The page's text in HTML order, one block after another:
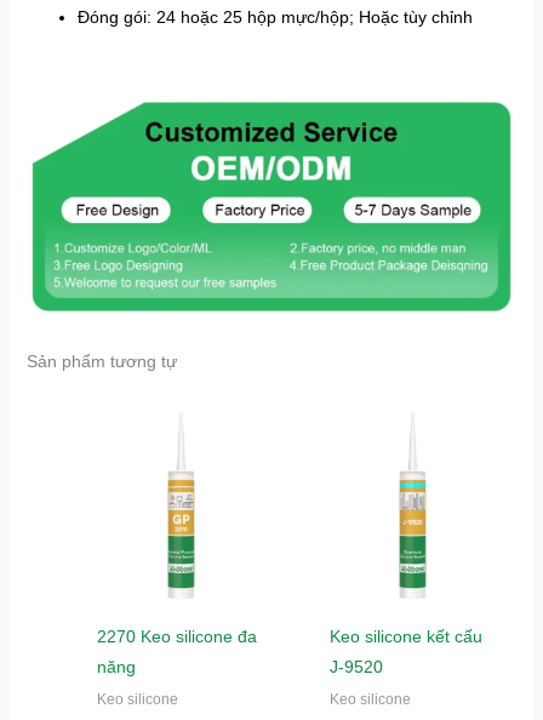
Đóng gói: 24 hoặc 25 hộp mực/hộp; Hoặc tùy chỉnh
Sản phẩm tương tự
2270 Keo silicone đa
năng
Keo silicone
Keo silicone kết cấu
J-9520
Keo silicone